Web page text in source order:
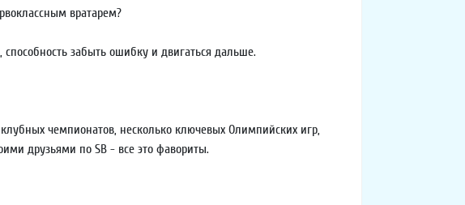
вратарем?
забыть ошибку и двигаться дальше.
чемпионатов, несколько ключевых Олимпийских игр,
друзьями по SB - все это фавориты.